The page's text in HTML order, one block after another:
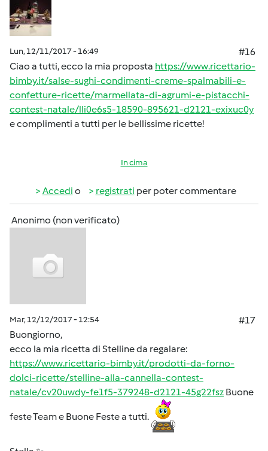
Lun, 12/11/2017 - 16:49
#16
Ciao a tutti, ecco la mia proposta https://www.ricettario-
bimby.it/salse-sughi-condimenti-creme-spalmabili-e-
confetture-ricette/marmellata-di-agrumi-e-pistacchi-
contest-natale/lli0e6s5-18590-895621-d2121-exixuc0y
e complimenti a tutti per le bellissime ricette!
In cima
Accedi o registrati per poter commentare
Anonimo (non verificato)
Mar, 12/12/2017 - 12:54
#17
Buongiorno,
ecco la mia ricetta di Stelline da regalare:
https://www.ricettario-bimby.it/prodotti-da-forno-
dolci-ricette/stelline-alla-cannella-contest-
natale/cv20uwdy-fe1f5-379248-d2121-45g22fsz Buone
feste Team e Buone Feste a tutti.